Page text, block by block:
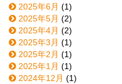
2025年6月 (1)
2025年5月 (2)
2025年4月 (2)
2025年3月 (1)
2025年2月 (1)
2025年1月 (1)
2024年12月 (1)